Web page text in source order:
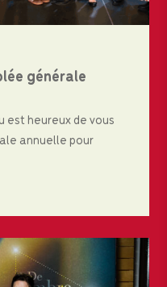
générale
est heureux de vous
annuelle pour